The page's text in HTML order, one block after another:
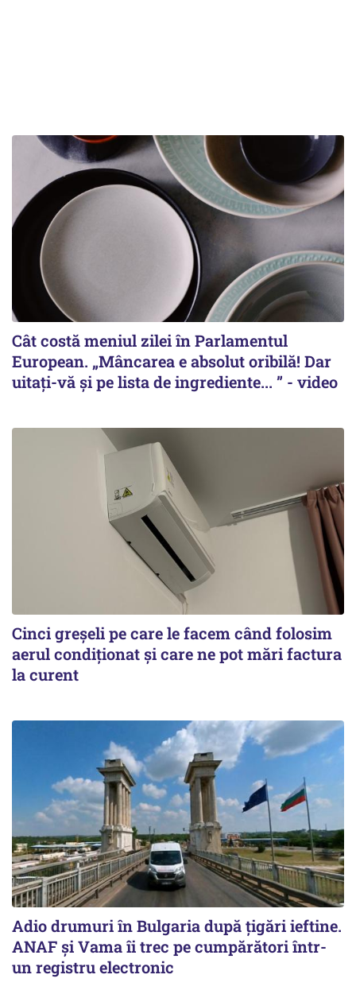
Cât costă meniul zilei în Parlamentul
European. „Mâncarea e absolut oribilă! Dar
uitați-vă și pe lista de ingrediente... ” - video
Cinci greșeli pe care le facem când folosim
aerul condiționat și care ne pot mări factura
la curent
Adio drumuri în Bulgaria după țigări ieftine.
ANAF și Vama îi trec pe cumpărători într-
un registru electronic